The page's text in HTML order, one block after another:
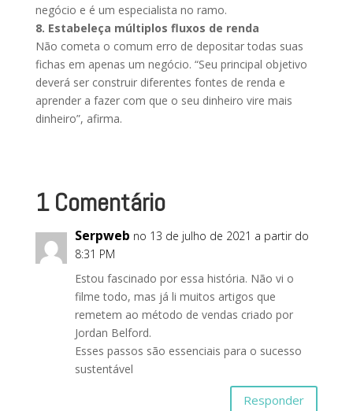
negócio e é um especialista no ramo.
8. Estabeleça múltiplos fluxos de renda
Não cometa o comum erro de depositar todas suas
fichas em apenas um negócio. “Seu principal objetivo
deverá ser construir diferentes fontes de renda e
aprender a fazer com que o seu dinheiro vire mais
dinheiro”, afirma.
1 Comentário
Serpweb no 13 de julho de 2021 a partir do
8:31 PM
Estou fascinado por essa história. Não vi o
filme todo, mas já li muitos artigos que
remetem ao método de vendas criado por
Jordan Belford.
Esses passos são essenciais para o sucesso
sustentável
Responder